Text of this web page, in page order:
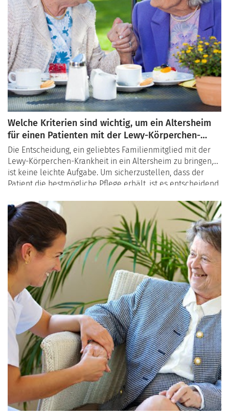
Welche Kriterien sind wichtig, um ein Altersheim
für einen Patienten mit der Lewy-Körperchen-
Krankheit auszuwählen?
Die Entscheidung, ein geliebtes Familienmitglied mit der
Lewy-Körperchen-Krankheit in ein Altersheim zu bringen,
ist keine leichte Aufgabe. Um sicherzustellen, dass der
Patient die bestmögliche Pflege erhält, ist es entscheidend,
Ihnen, die wichtigsten Kriterien zu verstehen und eine
fundierte Entscheidung zu treffen.